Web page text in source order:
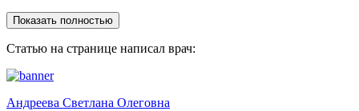
Показать полностью
Статью на странице написал врач:
Андреева Светлана Олеговна